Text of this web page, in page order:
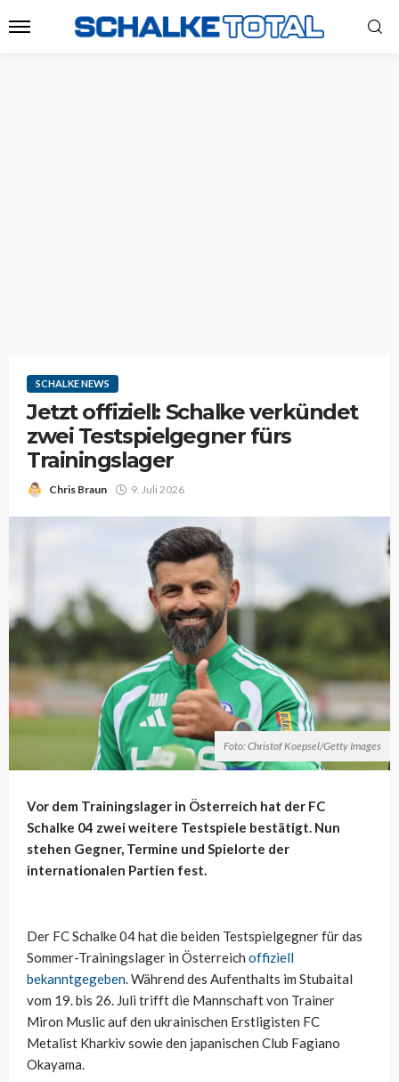
SCHALKE NEWS
Jetzt offiziell: Schalke verkündet
zwei Testspielgegner fürs
Trainingslager
Chris Braun 9. Juli 2026
Foto: Christof Koepsel/Getty Images
Vor dem Trainingslager in Österreich hat der FC
Schalke 04 zwei weitere Testspiele bestätigt. Nun
stehen Gegner, Termine und Spielorte der
internationalen Partien fest.
Der FC Schalke 04 hat die beiden Testspielgegner für das
Sommer-Trainingslager in Österreich offiziell
bekanntgegeben. Während des Aufenthalts im Stubaital
vom 19. bis 26. Juli trifft die Mannschaft von Trainer
Miron Muslic auf den ukrainischen Erstligisten FC
Metalist Kharkiv sowie den japanischen Club Fagiano
Okayama.